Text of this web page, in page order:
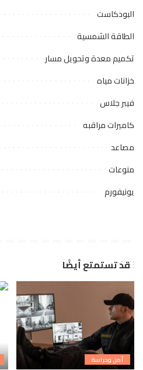
البودكاست
الطاقة الشمسية
تكميم معدة وتحويل مسار
خزانات مياه
فيبر جلاس
كاميرات مراقبه
مصاعد
منوعات
يونيفورم
قد تستمتع أيضًا
أمن وحراسة